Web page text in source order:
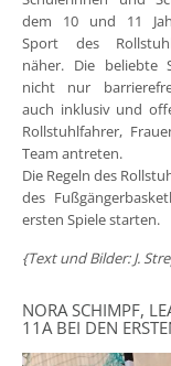
dem 10 und 11
Sport des
näher. Die beliebte
nicht nur
auch inklusiv und
Rollstuhlfahrer,
Team antreten.
Die Regeln des
des
ersten Spiele starten.
{Text und Bilder: J.
NORA SCHIMPF,
11A BEI DEN